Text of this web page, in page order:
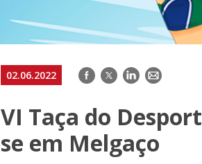
02.06.2022 Facebook
TwitterLinkedIn
E-
VI Taça do
se em Melgaço